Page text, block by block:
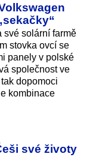
své solární farmě
stovka ovcí se
panely v polské
společnost ve
dopomoci
kombinace
své životy